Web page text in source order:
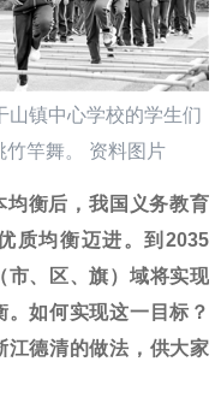
山镇中心学校的学生们
竹竿舞。 资料图片
均衡后，我国义务教育
质均衡迈进。到2035
市、区、旗）域将实现
。如何实现这一目标？
江德清的做法，供大家